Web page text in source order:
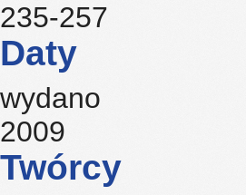
235-257
Daty
wydano
2009
Twórcy